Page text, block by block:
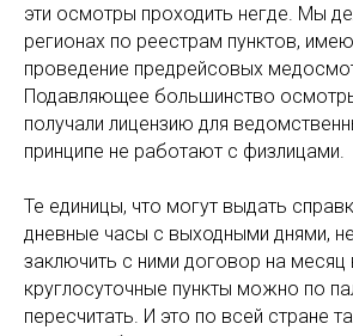
эти осмотры проходить негде. Мы
регионах по реестрам пунктов,
проведение предрейсовых
Подавляющее большинство
получали лицензию для
принципе не работают с физлицами.
Те единицы, что могут выдать
дневные часы с выходными днями,
заключить с ними договор на месяц
круглосуточные пункты можно по
пересчитать. И это по всей стране